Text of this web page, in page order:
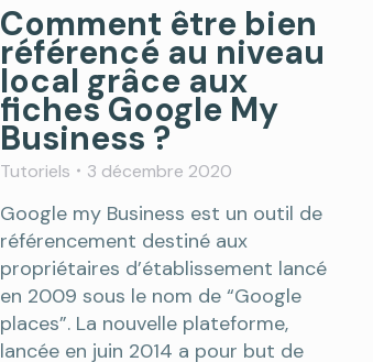
Comment être bien
référencé au niveau
local grâce aux
fiches Google My
Business ?
Tutoriels 3 décembre 2020
Google my Business est un outil de
référencement destiné aux
propriétaires d’établissement lancé
en 2009 sous le nom de “Google
places”. La nouvelle plateforme,
lancée en juin 2014 a pour but de